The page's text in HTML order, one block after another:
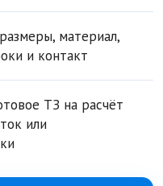
материал,
и контакт
ТЗ на расчёт
или